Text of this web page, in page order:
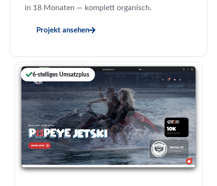
in 18 Monaten — komplett organisch.
Projekt ansehen
6-stelliges Umsatzplus